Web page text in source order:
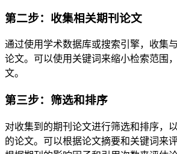
第二步：收集相关期刊论文
通过使用学术数据库或搜索引擎，收集
论文。可以使用关键词来缩小检索范围
文。
第三步：筛选和排序
对收集到的期刊论文进行筛选和排序，
的论文。可以根据论文摘要和关键词来